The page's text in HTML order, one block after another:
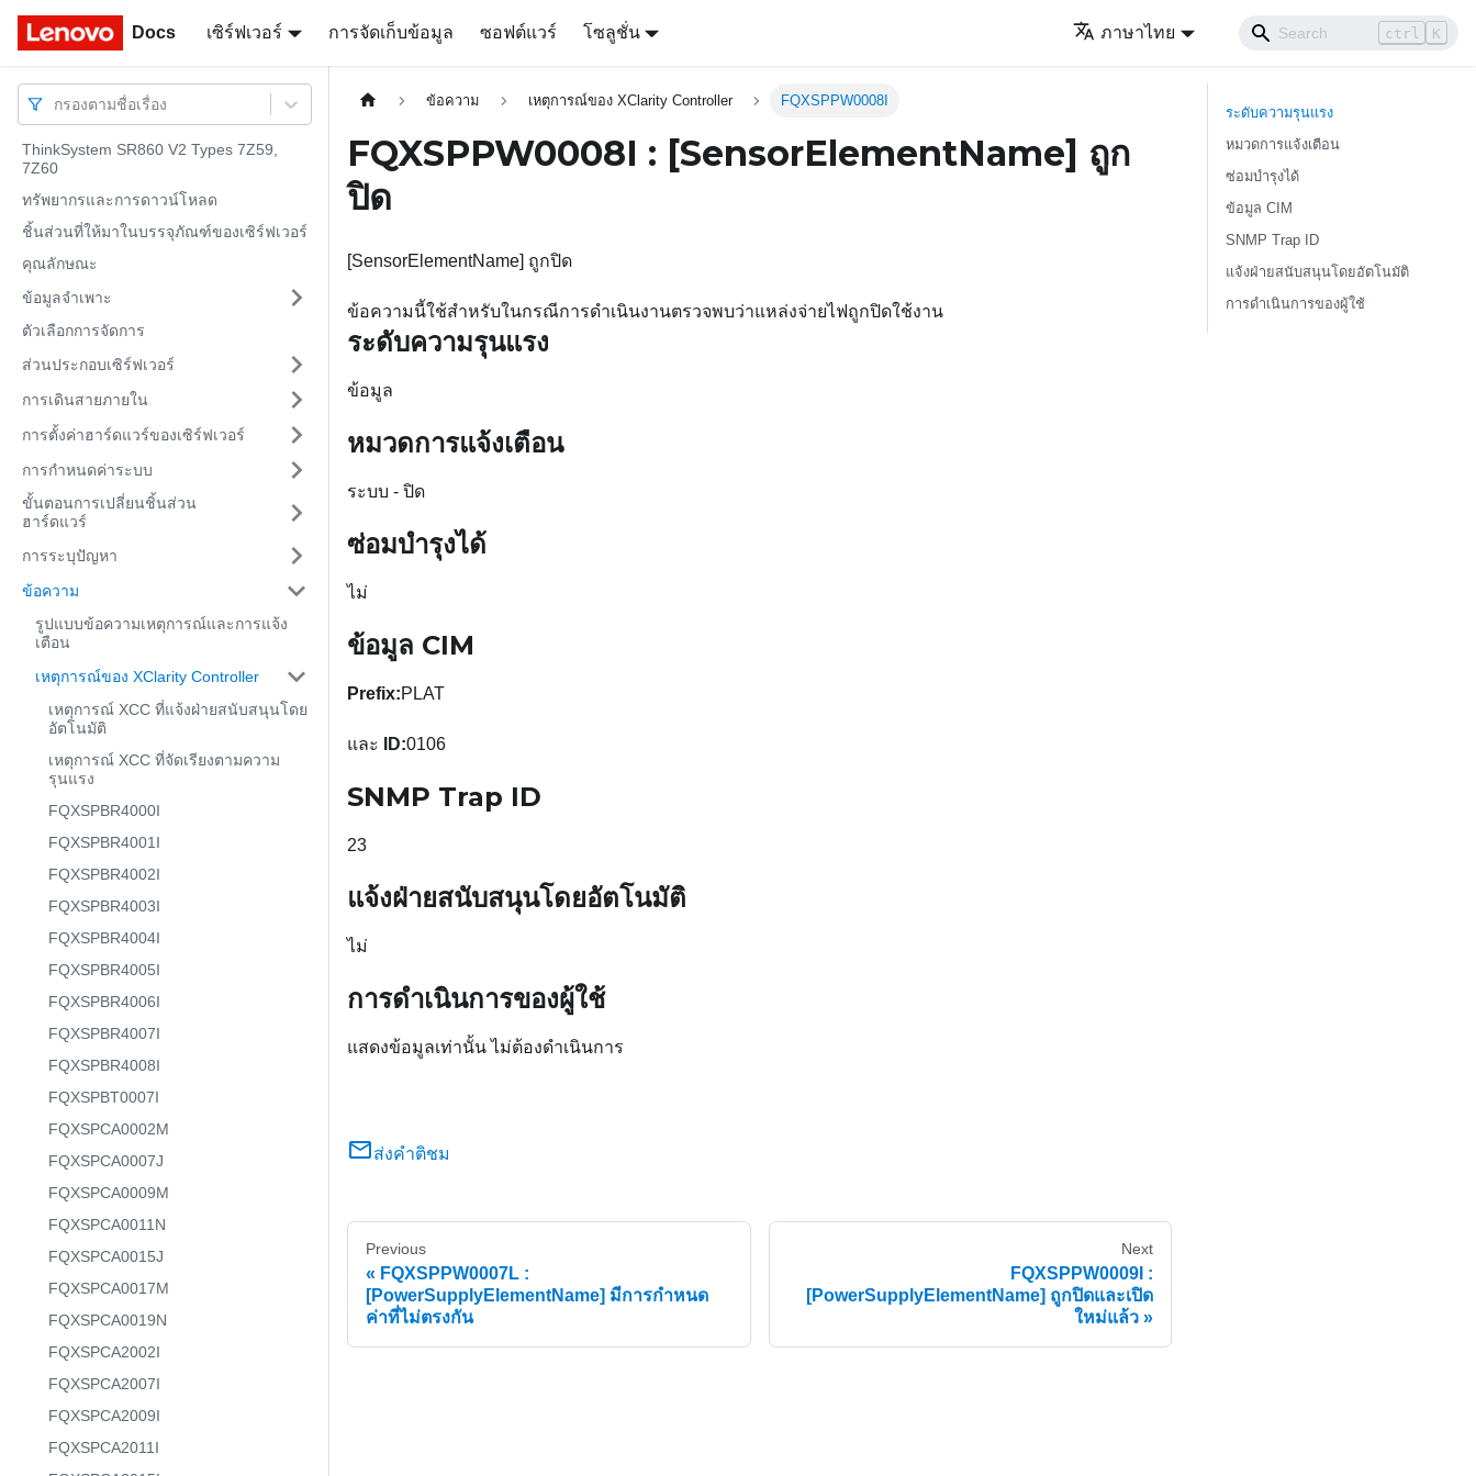
Docs เซิร์ฟเวอร์ การจัดเก็บข้อมูล ซอฟต์แวร์ โซลูชั่น ภาษาไทย ctrl K
Docs
กรองตามชื่อเรื่อง
ThinkSystem SR860 V2 Types 7Z59,
7Z60
ทรัพยากรและการดาวน์โหลด
ชิ้นส่วนที่ให้มาในบรรจุภัณฑ์ของเซิร์ฟเวอร์
คุณลักษณะ
ข้อมูลจำเพาะ
ตัวเลือกการจัดการ
ส่วนประกอบเซิร์ฟเวอร์
การเดินสายภายใน
การตั้งค่าฮาร์ดแวร์ของเซิร์ฟเวอร์
การกำหนดค่าระบบ
ขั้นตอนการเปลี่ยนชิ้นส่วน
ฮาร์ดแวร์
การระบุปัญหา
ข้อความ
รูปแบบข้อความเหตุการณ์และการแจ้ง
เตือน
เหตุการณ์ของ XClarity Controller
เหตุการณ์ XCC ที่แจ้งฝ่ายสนับสนุนโดย
อัตโนมัติ
เหตุการณ์ XCC ที่จัดเรียงตามความ
รุนแรง
FQXSPBR4000I
FQXSPBR4001I
FQXSPBR4002I
FQXSPBR4003I
FQXSPBR4004I
FQXSPBR4005I
FQXSPBR4006I
FQXSPBR4007I
FQXSPBR4008I
FQXSPBT0007I
FQXSPCA0002M
FQXSPCA0007J
FQXSPCA0009M
FQXSPCA0011N
FQXSPCA0015J
FQXSPCA0017M
FQXSPCA0019N
FQXSPCA2002I
FQXSPCA2007I
FQXSPCA2009I
FQXSPCA2011I
ข้อความ เหตุการณ์ของ XClarity Controller FQXSPPW0008I
FQXSPPW0008I : [SensorElementName] ถูก
ปิด
[SensorElementName] ถูกปิด
ข้อความนี้ใช้สำหรับในกรณีการดำเนินงานตรวจพบว่าแหล่งจ่ายไฟถูกปิดใช้งาน
ระดับความรุนแรง
ข้อมูล
หมวดการแจ้งเตือน
ระบบ - ปิด
ซ่อมบำรุงได้
ไม่
ข้อมูล CIM
Prefix:PLAT
และ ID:0106
SNMP Trap ID
23
แจ้งฝ่ายสนับสนุนโดยอัตโนมัติ
ไม่
การดำเนินการของผู้ใช้
แสดงข้อมูลเท่านั้น ไม่ต้องดำเนินการ
ส่งคำติชม
Previous
FQXSPPW0007L :
[PowerSupplyElementName] มีการกำหนด
ค่าที่ไม่ตรงกัน
Next
FQXSPPW0009I :
[PowerSupplyElementName] ถูกปิดและเปิด
ใหม่แล้ว
ระดับความรุนแรง
หมวดการแจ้งเตือน
ซ่อมบำรุงได้
ข้อมูล CIM
SNMP Trap ID
แจ้งฝ่ายสนับสนุนโดยอัตโนมัติ
การดำเนินการของผู้ใช้